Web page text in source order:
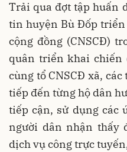
Trải qua đợt tập huấn
tin huyện Bù Đốp triển
cộng đồng (CNSCĐ)
quân triển khai chiến
cùng tổ CNSCĐ xã,
tiếp đến từng hộ dân
tiếp cận, sử dụng các
người dân nhận thấy
dịch vụ công trực